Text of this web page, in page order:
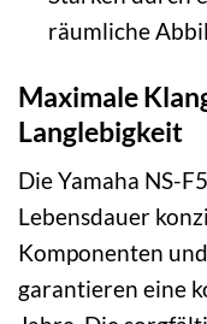
räumliche
Maximale
Langlebigkeit
Die Yamaha NS-
Lebensdauer
Komponenten
garantieren eine